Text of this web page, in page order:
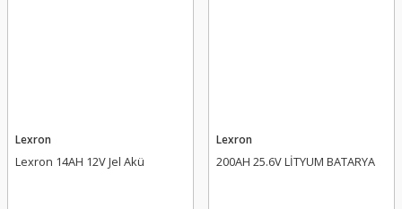
Lexron
Lexron 14AH 12V Jel Akü
Lexron
200AH 25.6V LİTYUM BATARYA